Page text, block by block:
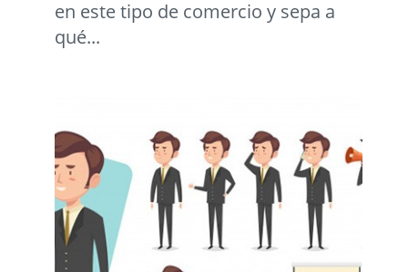
en este tipo de comercio y sepa a
qué...